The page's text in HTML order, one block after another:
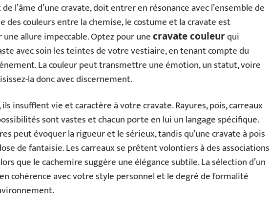
l’âme d’une cravate, doit entrer en résonance avec l’ensemble de
des couleurs entre la chemise, le costume et la cravate est
allure impeccable. Optez pour unecravate couleurqui
avec soin les teintes de votre vestiaire, en tenant compte du
La couleur peut transmettre une émotion, un statut, voire
la donc avec discernement.
, ils insufflent vie et caractère à votre cravate. Rayures, pois, carreaux
sont vastes et chacun porte en lui un langage spécifique.
peut évoquer la rigueur et le sérieux, tandis qu’une cravate à pois
de fantaisie. Les carreaux se prêtent volontiers à des associations
que le cachemire suggère une élégance subtile. La sélection d’un
cohérence avec votre style personnel et le degré de formalité